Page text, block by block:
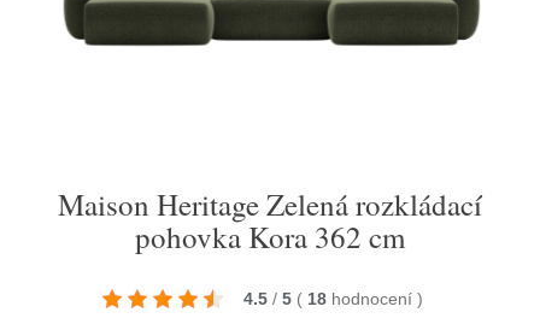
Maison Heritage Zelená rozkládací
pohovka Kora 362 cm
4.5 / 5 ( 18 hodnocení )